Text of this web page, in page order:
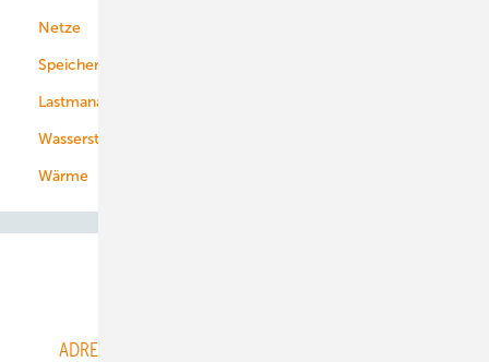
Netze
Speicher
Lastmanagement
Wasserstoff
Wärme
ADRESSBUCH der WIND- und SOLARENERGIE